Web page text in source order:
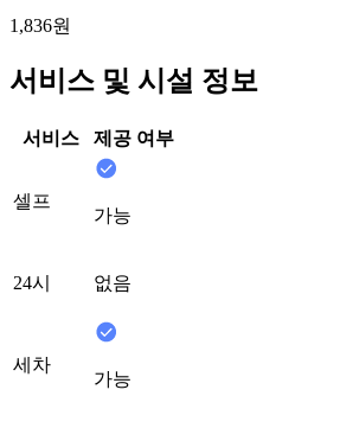
1,836원
서비스 및 시설 정보
서비스 제공 여부
셀프
가능
24시 없음
세차
가능